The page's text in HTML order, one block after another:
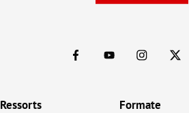
Ressorts Formate